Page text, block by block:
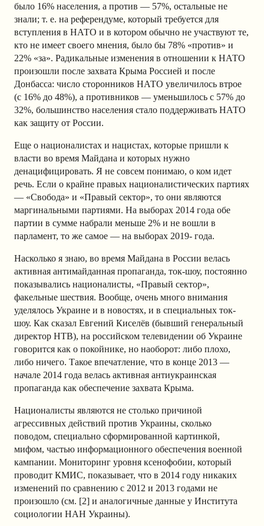
было 16% населения, а против — 57%, остальные не
знали; т. е. на референдуме, который требуется для
вступления в НАТО и в котором обычно не участвуют те,
кто не имеет своего мнения, было бы 78% «против» и
22% «за». Радикальные изменения в отношении к НАТО
произошли после захвата Крыма Россией и после
Донбасса: число сторонников НАТО увеличилось втрое
(с 16% до 48%), а противников — уменьшилось с 57% до
32%, большинство населения стало поддерживать НАТО
как защиту от России.
Еще о националистах и нацистах, которые пришли к
власти во время Майдана и которых нужно
денацифицировать. Я не совсем понимаю, о ком идет
речь. Если о крайне правых националистических партиях
— «Свобода» и «Правый сектор», то они являются
маргинальными партиями. На выборах 2014 года обе
партии в сумме набрали меньше 2% и не вошли в
парламент, то же самое — на выборах 2019- года.
Насколько я знаю, во время Майдана в России велась
активная антимайданная пропаганда, ток-шоу, постоянно
показывались националисты, «Правый сектор»,
факельные шествия. Вообще, очень много внимания
уделялось Украине и в новостях, и в специальных ток-
шоу. Как сказал Евгений Киселёв (бывший генеральный
директор НТВ), на российском телевидении об Украине
говорится как о покойнике, но наоборот: либо плохо,
либо ничего. Такое впечатление, что в конце 2013 —
начале 2014 года велась активная антиукраинская
пропаганда как обеспечение захвата Крыма.
Националисты являются не столько причиной
агрессивных действий против Украины, сколько
поводом, специально сформированной картинкой,
мифом, частью информационного обеспечения военной
кампании. Мониторинг уровня ксенофобии, который
проводит КМИС, показывает, что в 2014 году никаких
изменений по сравнению с 2012 и 2013 годами не
произошло (см. [2] и аналогичные данные у Института
социологии НАН Украины).